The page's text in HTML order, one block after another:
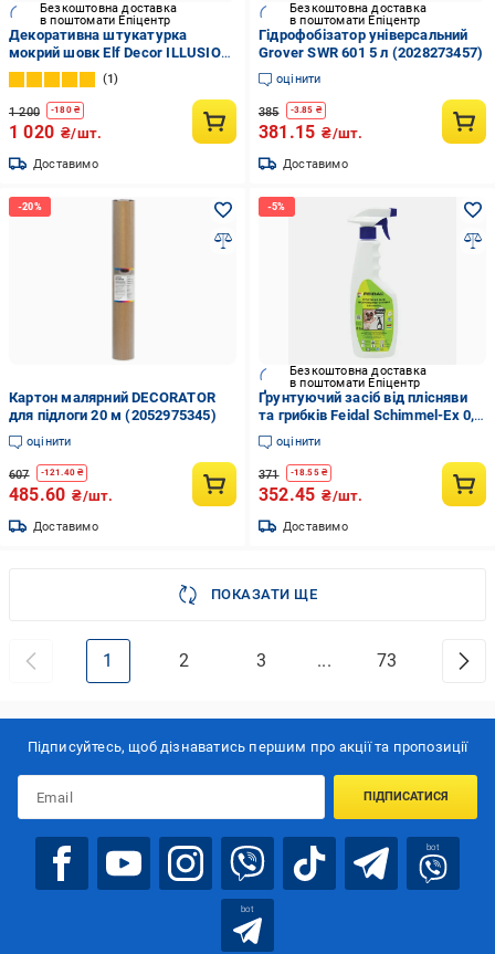
Безкоштовна доставка
в поштомати Епіцентр
Декоративна штукатурка
мокрий шовк Elf Decor ILLUSION
1 кг Silver (1702827424)
1
1 200 -180₴
1 020 ₴/шт.
Доставимо
Безкоштовна доставка
в поштомати Епіцентр
Гідрофобізатор універсальний
Grover SWR 601 5 л (2028273457)
оцінити
385 -3.85 ₴
381.15 ₴/шт.
Доставимо
Картон малярний DECORATOR
для підлоги 20 м (2052975345)
оцінити
607 -121.40 ₴
485.60 ₴/шт.
Доставимо
Безкоштовна доставка
в поштомати Епіцентр
Ґрунтуючий засіб від плісняви
та грибків Feidal Schimmel-Ex 0,5
л (2028273564)
оцінити
371 -18.55₴
352.45 ₴/шт.
Доставимо
ПОКАЗАТИ ЩЕ
1 2 3 ... 73
Підписуйтесь, щоб дізнаватись першим про акції та пропозиції
ПІДПИСАТИСЯ
bot
bot